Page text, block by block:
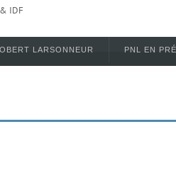
IDF
LARSONNEUR PNL EN